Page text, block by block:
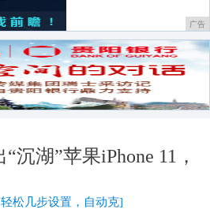
广告
沉湖”苹果iPhone 11，
松几步设置，自动克]